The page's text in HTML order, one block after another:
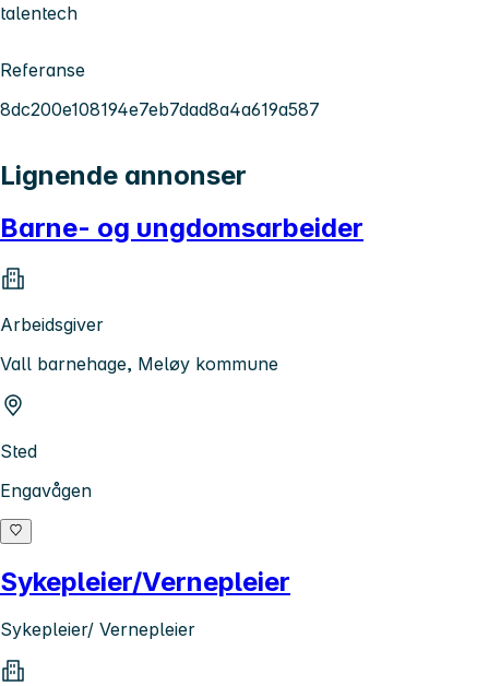
talentech
Referanse
8dc200e108194e7eb7dad8a4a619a587
Lignende annonser
Barne- og ungdomsarbeider
Arbeidsgiver
Vall barnehage, Meløy kommune
Sted
Engavågen
Sykepleier/Vernepleier
Sykepleier/ Vernepleier